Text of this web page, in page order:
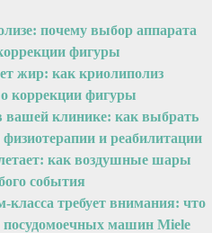
почему выбор аппарата
фигуры
жир: как криолиполиз
о коррекции фигуры
вашей клинике: как выбрать
и реабилитации
как воздушные шары
события
класса требует внимания: что
посудомоечных машин Miele